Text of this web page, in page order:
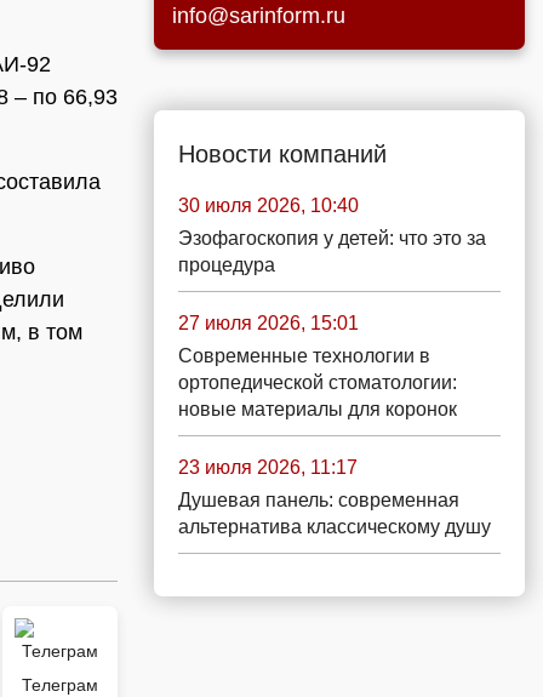
92
– по 66,93
в том
Телеграм
info@sarinform.ru
Новости компаний
30 июля 2026, 10:40
Эзофагоскопия у детей: что это за
процедура
27 июля 2026, 15:01
Современные технологии в
ортопедической стоматологии:
новые материалы для коронок
23 июля 2026, 11:17
Душевая панель: современная
альтернатива классическому душу